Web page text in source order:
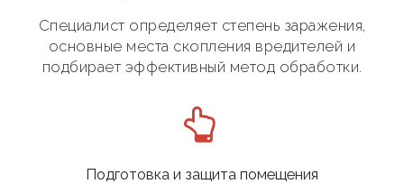
Специалист определяет степень заражения,
основные места скопления вредителей и
подбирает эффективный метод обработки.
Подготовка и защита помещения